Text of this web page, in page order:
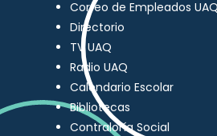
Correo de Empleados UAQ
Directorio
TV UAQ
Radio UAQ
Calendario Escolar
Bibliotecas
Contraloría Social